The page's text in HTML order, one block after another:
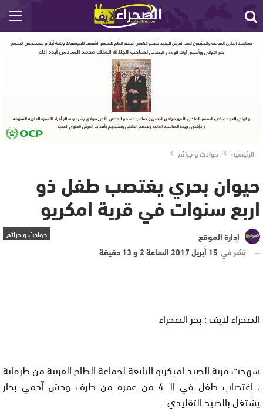
الرئيسية حوادث و جرائم
حيوان بحري يغتصب طفل ذو
اربع سنوات في قرية امكريو
حوادث و جرائم
إدارة الموقع
نشر في 15 أبريل 2017 الساعة 2 و 13 دقيقة
الصحراء لايف : بحر الصحراء
شهدت قرية الصيد اميكريو التابعة لجماعة الطاح القريبة من طرفاية
، اغتصاب طفل في الـ 4 من عمره من طرف وحش آدمي بحار
يشتغل بالصيد التقليدي .